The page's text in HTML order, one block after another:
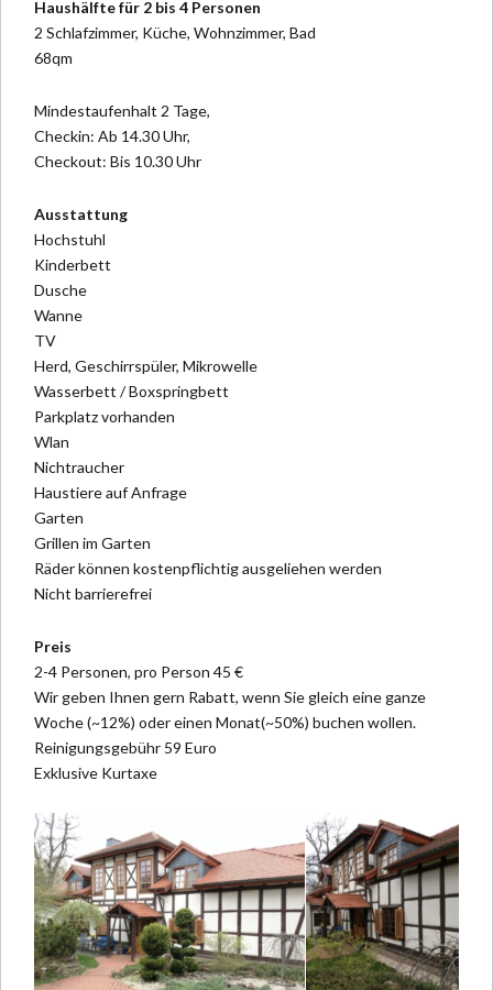
Haushälfte für 2 bis 4 Personen
2 Schlafzimmer, Küche, Wohnzimmer, Bad
68qm
Mindestaufenhalt 2 Tage,
Checkin: Ab 14.30 Uhr,
Checkout: Bis 10.30 Uhr
Ausstattung
Hochstuhl
Kinderbett
Dusche
Wanne
TV
Herd, Geschirrspüler, Mikrowelle
Wasserbett / Boxspringbett
Parkplatz vorhanden
Wlan
Nichtraucher
Haustiere auf Anfrage
Garten
Grillen im Garten
Räder können kostenpflichtig ausgeliehen werden
Nicht barrierefrei
Preis
2-4 Personen, pro Person 45 €
Wir geben Ihnen gern Rabatt, wenn Sie gleich eine ganze
Woche (~12%) oder einen Monat(~50%) buchen wollen.
Reinigungsgebühr 59 Euro
Exklusive Kurtaxe